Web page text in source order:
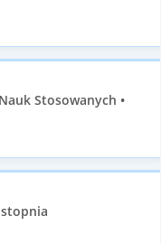
Stosowanych •
stopnia